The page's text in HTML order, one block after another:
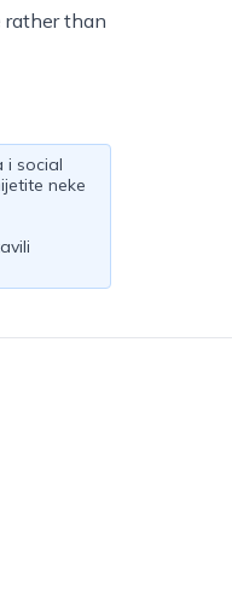
rather than
i social
neke